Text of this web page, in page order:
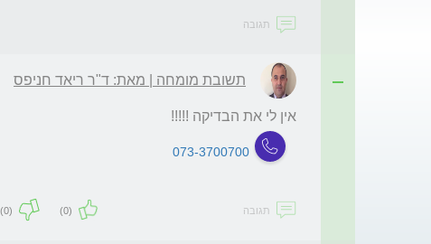
תגובה
תשובת מומחה | מאת: ד"ר ריאד חניפס
אין לי את הבדיקה !!!!!
073-3700700
תגובה (0)
(0)